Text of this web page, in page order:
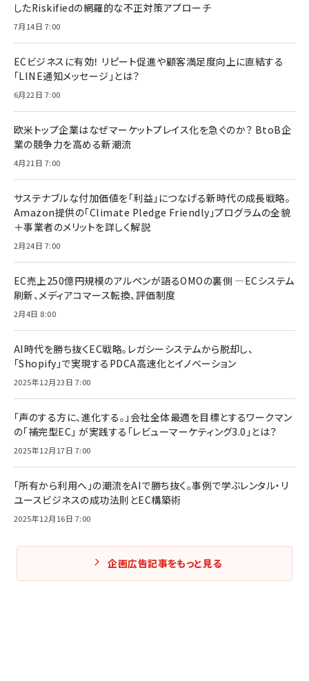
したRiskifiedの網羅的な不正対策アプローチ
7月14日 7:00
ECビジネスに有効！ リピート促進や顧客満足度向上に直結する
「LINE通知メッセージ」とは？
6月22日 7:00
欧米トップ企業はなぜマーケットプレイス化を急ぐのか？ BtoB企
業の競争力を高める新潮流
4月21日 7:00
サステナブルな付加価値を「利益」につなげる新時代の成長戦略。
Amazon提供の「Climate Pledge Friendly」プログラムの全貌
＋事業者のメリットを詳しく解説
2月24日 7:00
EC売上250億円規模のアルペンが語るOMOの裏側 ―ECシステム
刷新、メディアコマース転換、評価制度
2月4日 8:00
AI時代を勝ち抜くEC戦略。レガシーシステムから脱却し、
「Shopify」で実現するPDCA高速化とイノベーション
2025年12月23日 7:00
「声のする方に、進化する。」会社全体最適を目標とするワークマン
の「補完型EC」 が実践する「レビューマーケティング3.0」とは？
2025年12月17日 7:00
「所有から利用へ」の潮流をAIで勝ち抜く。事例で学ぶレンタル・リ
ユースビジネスの成功法則とEC構築術
2025年12月16日 7:00
企画広告記事をもっと見る